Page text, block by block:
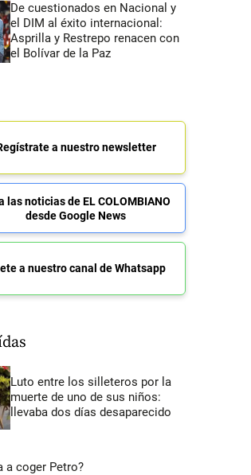
De cuestionados en Nacional y
el DIM al éxito internacional:
Asprilla y Restrepo renacen con
el Bolívar de la Paz
a nuestro newsletter
las noticias de EL COLOMBIANO
desde Google News
a nuestro canal de Whatsapp
Luto entre los silleteros por la
muerte de uno de sus niños:
llevaba dos días desaparecido
a coger Petro?